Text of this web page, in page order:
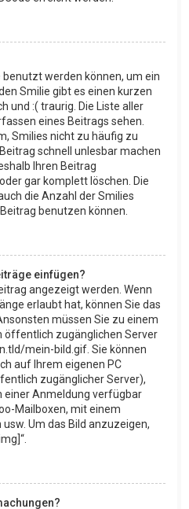
benutzt werden können, um ein
Smilie gibt es einen kurzen
und :( traurig. Die Liste aller
eines Beitrags sehen.
Smilies nicht zu häufig zu
schnell unlesbar machen
Ihren Beitrag
gar komplett löschen. Die
die Anzahl der Smilies
benutzen können.
einfügen?
angezeigt werden. Wenn
erlaubt hat, können Sie das
müssen Sie zu einem
öffentlich zugänglichen Server
mein-bild.gif. Sie können
auf Ihrem eigenen PC
zugänglicher Server),
einer Anmeldung verfügbar
Mailboxen, mit einem
Um das Bild anzuzeigen,